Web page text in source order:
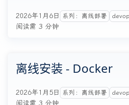
2026年1月6日 系列：离线部署
阅读需 3 分钟
离线安装 - Docker
2026年1月5日 系列：离线部署
阅读需 3 分钟